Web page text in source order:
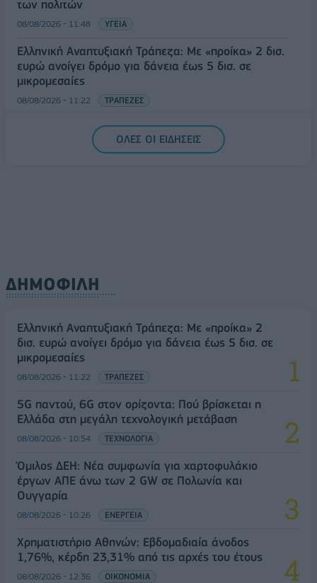
των πολιτών
08/08/2026 - 11:48 ΥΓΕΙΑ
Ελληνική Αναπτυξιακή Τράπεζα: Με «προίκα» 2 δισ.
ευρώ ανοίγει δρόμο για δάνεια έως 5 δισ. σε
μικρομεσαίες
08/08/2026 - 11:22 ΤΡΑΠΕΖΕΣ
5G παντού, 6G στον ορίζοντα: Πού βρίσκεται η
Ελλάδα στη μεγάλη τεχνολογική μετάβαση
ΟΛΕΣ ΟΙ ΕΙΔΗΣΕΙΣ
ΔΗΜΟΦΙΛΗ
Ελληνική Αναπτυξιακή Τράπεζα: Με «προίκα» 2
δισ. ευρώ ανοίγει δρόμο για δάνεια έως 5 δισ. σε
μικρομεσαίες
08/08/2026 - 11:22 ΤΡΑΠΕΖΕΣ
5G παντού, 6G στον ορίζοντα: Πού βρίσκεται η
Ελλάδα στη μεγάλη τεχνολογική μετάβαση
08/08/2026 - 10:54 ΤΕΧΝΟΛΟΓΙΑ
Όμιλος ΔΕΗ: Νέα συμφωνία για χαρτοφυλάκιο
έργων ΑΠΕ άνω των 2 GW σε Πολωνία και
Ουγγαρία
08/08/2026 - 10:26 ΕΝΕΡΓΕΙΑ
Χρηματιστήριο Αθηνών: Εβδομαδιαία άνοδος
1,76%, κέρδη 23,31% από τις αρχές του έτους
08/08/2026 - 12:36 ΟΙΚΟΝΟΜΙΑ